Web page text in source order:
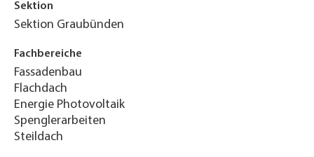
Sektion
Sektion Graubünden
Fachbereiche
Fassadenbau
Flachdach
Energie Photovoltaik
Spenglerarbeiten
Steildach